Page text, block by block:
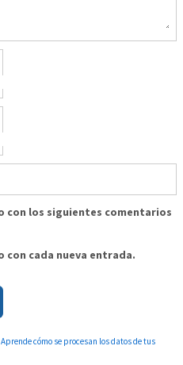
con los siguientes comentarios
cada nueva entrada.
Aprende cómo se procesan los datos de tus